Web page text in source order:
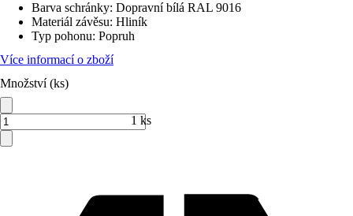
Barva schránky: Dopravní bílá RAL 9016
Materiál závěsu: Hliník
Typ pohonu: Popruh
Více informací o zboží
Množství (ks)
1 ks